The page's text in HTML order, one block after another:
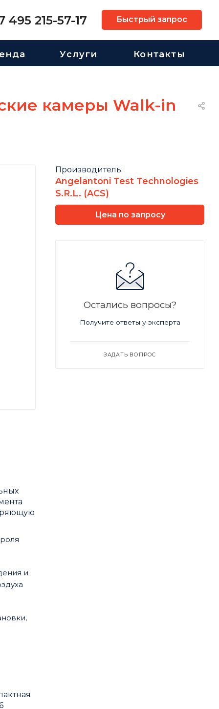
495 215-57-17 Быстрый запрос
Услуги Контакты
камеры Walk-in
и
Производитель:
Angelantoni Test Technologies
S.R.L. (ACS)
Цена по запросу
Остались вопросы?
Получите ответы у эксперта
ЗАДАТЬ ВОПРОС